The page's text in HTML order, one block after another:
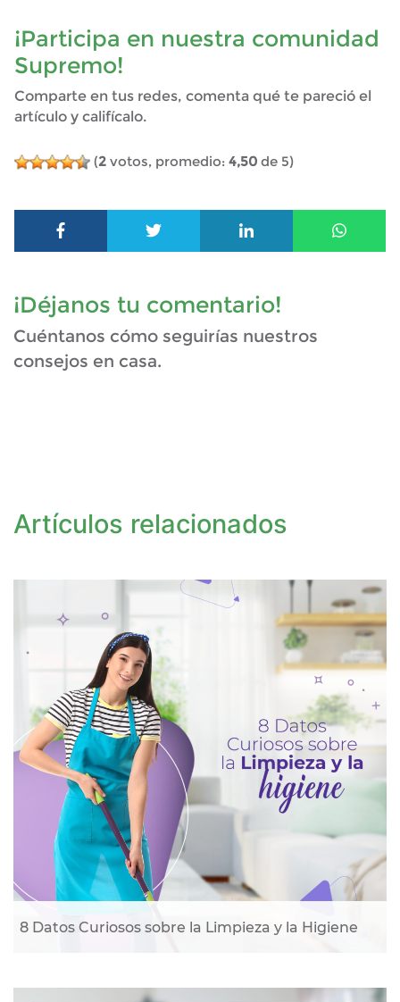
¡Participa en nuestra comunidad
Supremo!
Comparte en tus redes, comenta qué te pareció el
artículo y califícalo.
(2votos, promedio: 4,50de 5)
¡Déjanos tu comentario!
Cuéntanos cómo seguirías nuestros
consejos en casa.
Artículos relacionados
8 Datos Curiosos sobre la Limpieza y la Higiene